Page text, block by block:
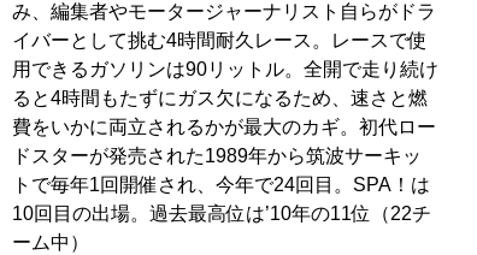
み、編集者やモータージャーナリスト自らがドラ
イバーとして挑む4時間耐久レース。レースで使
用できるガソリンは90リットル。全開で走り続け
ると4時間もたずにガス欠になるため、速さと燃
費をいかに両立されるかが最大のカギ。初代ロー
ドスターが発売された1989年から筑波サーキッ
トで毎年1回開催され、今年で24回目。SPA！は
10回目の出場。過去最高位は’10年の11位（22チ
ーム中）